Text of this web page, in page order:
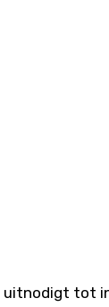
uitnodigt